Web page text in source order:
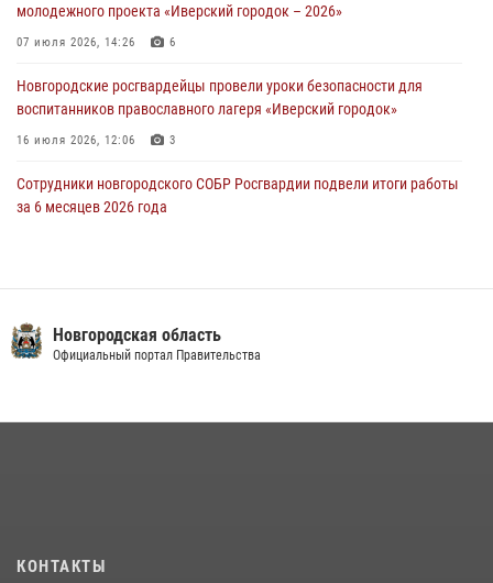
Телесюжет в программе "Новгородское областное телевидение.
Новости часа." от 29 июля 2026 года. Новгородские призывники
29 июля 2026, 12:54 1
молодежного проекта «Иверский городок – 2026»
07 июля 2026, 14:26 6
Новгородские росгвардейцы провели уроки безопасности для
воспитанников православного лагеря «Иверский городок»
16 июля 2026, 12:06 3
Сотрудники новгородского СОБР Росгвардии подвели итоги работы
за 6 месяцев 2026 года
08 июля 2026, 13:48 3
медицине
Новгородская область
Официальный портал Правительства
КОНТАКТЫ